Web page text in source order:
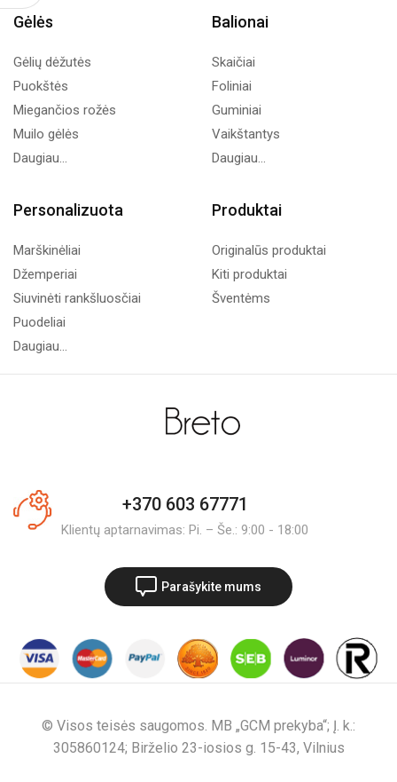
Gėlės
Gėlių dėžutės
Puokštės
Miegančios rožės
Muilo gėlės
Daugiau...
Balionai
Skaičiai
Foliniai
Guminiai
Vaikštantys
Daugiau...
Personalizuota
Marškinėliai
Džemperiai
Siuvinėti rankšluosčiai
Puodeliai
Daugiau...
Produktai
Originalūs produktai
Kiti produktai
Šventėms
+370 603 67771
Klientų aptarnavimas: Pi. – Še.: 9:00 - 18:00
Parašykite mums
© Visos teisės saugomos. MB „GCM prekyba“; Į. k.:
305860124; Birželio 23-iosios g. 15-43, Vilnius